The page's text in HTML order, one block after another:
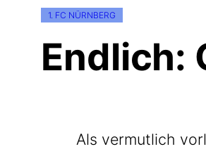
1. FC NÜRNBERG
Endlich:
Als ver­mut­lich